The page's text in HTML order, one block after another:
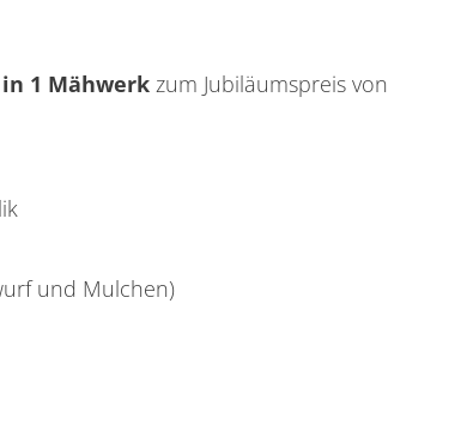
in 1 Mähwerk zum Jubiläumspreis von
und Mulchen)